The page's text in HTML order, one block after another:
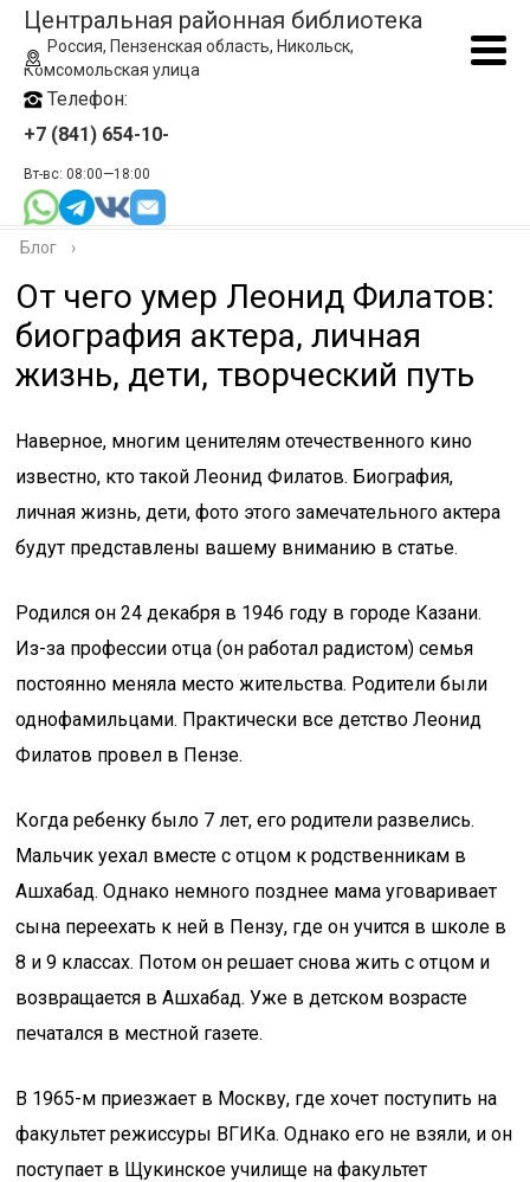
Центральная районная библиотека
Россия, Пензенская область, Никольск,
Комсомольская улица
Телефон:
+7 (841) 654-10-
Вт-вс: 08:00—18:00
Блог ›
От чего умер Леонид Филатов:
биография актера, личная
жизнь, дети, творческий путь
Наверное, многим ценителям отечественного кино
известно, кто такой Леонид Филатов. Биография,
личная жизнь, дети, фото этого замечательного актера
будут представлены вашему вниманию в статье.
Родился он 24 декабря в 1946 году в городе Казани.
Из-за профессии отца (он работал радистом) семья
постоянно меняла место жительства. Родители были
однофамильцами. Практически все детство Леонид
Филатов провел в Пензе.
Когда ребенку было 7 лет, его родители развелись.
Мальчик уехал вместе с отцом к родственникам в
Ашхабад. Однако немного позднее мама уговаривает
сына переехать к ней в Пензу, где он учится в школе в
8 и 9 классах. Потом он решает снова жить с отцом и
возвращается в Ашхабад. Уже в детском возрасте
печатался в местной газете.
В 1965-м приезжает в Москву, где хочет поступить на
факультет режиссуры ВГИКа. Однако его не взяли, и он
поступает в Щукинское училище на факультет